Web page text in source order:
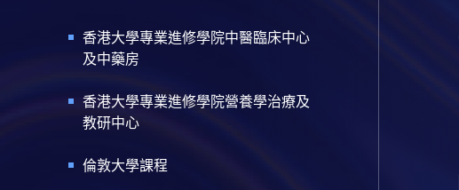
香港大學專業進修學院中醫臨床中心
及中藥房
香港大學專業進修學院營養學治療及
教研中心
倫敦大學課程